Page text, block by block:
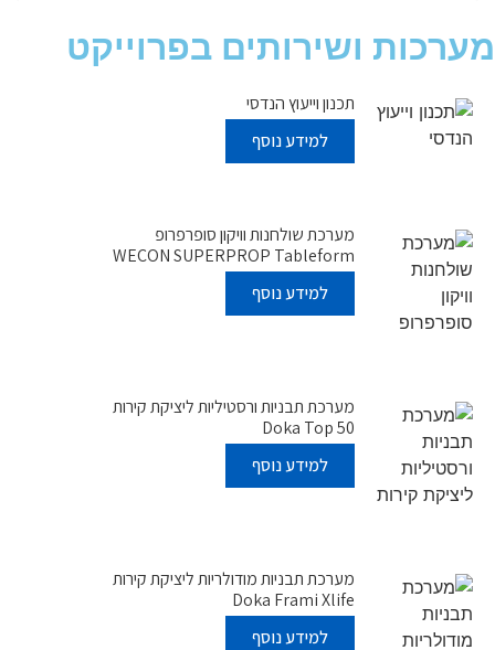
מערכות ושירותים בפרוייקט
תכנון וייעוץ הנדסי
למידע נוסף
מערכת שולחנות וויקון סופרפרופ
WECON SUPERPROP Tableform
למידע נוסף
מערכת תבניות ורסטיליות ליציקת קירות
Doka Top 50
למידע נוסף
מערכת תבניות מודולריות ליציקת קירות
Doka Frami Xlife
למידע נוסף